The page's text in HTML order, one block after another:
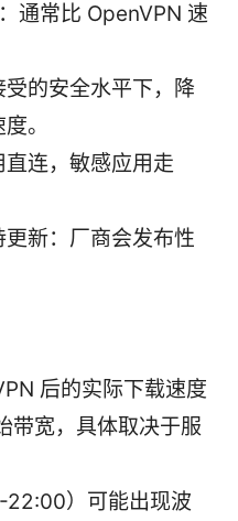
通常比 OpenVPN 速
的安全水平下，降
。
连，敏感应用走
新：厂商会发布性
后的实际下载速度
带宽，具体取决于服
22:00）可能出现波